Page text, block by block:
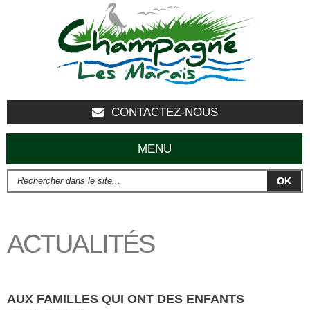
Aller au
contenu
principal
CONTACTEZ-NOUS
MENU
FORMULAIRE DE RECHERCHE
Rechercher dans le site...
ACTUALITÉS
AUX FAMILLES QUI ONT DES ENFANTS